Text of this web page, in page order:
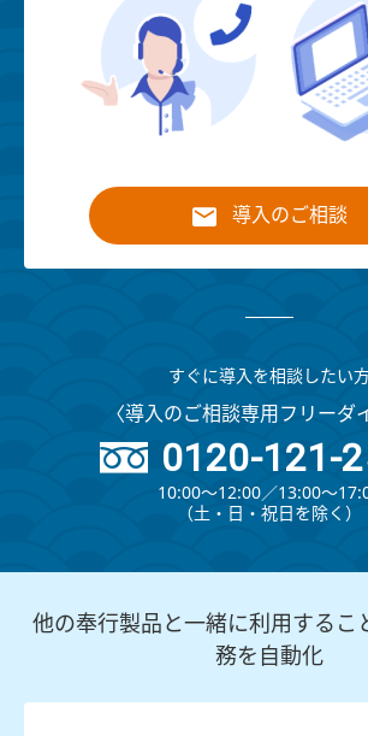
導入のご相談
すぐに導入を相談したい
〈導入のご相談専用フリーダ
0120-121-
10:00～12:00∕13:00～
（⼟・⽇・祝⽇を除く）
他の奉行製品と一緒に利用するこ
務を自動化